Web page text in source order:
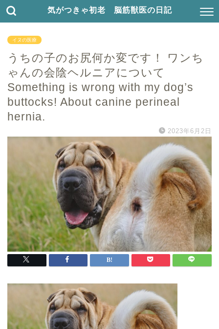
気がつきゃ初老 脳筋獣医の日記
イヌの医療
うちの子のお尻何か変です！ ワンち
ゃんの会陰ヘルニアについて
Something is wrong with my dog’s
buttocks! About canine perineal
hernia.
2023年6月2日